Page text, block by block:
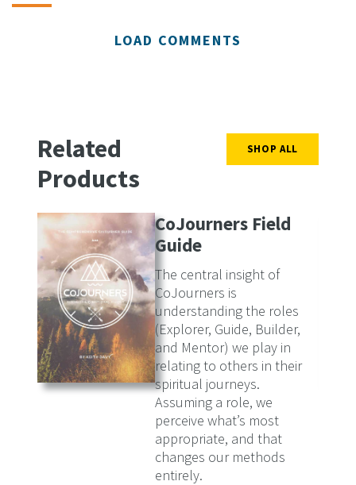
LOAD COMMENTS
Related
Products
SHOP ALL
CoJourners Field
Guide
The central insight of
CoJourners is
understanding the roles
(Explorer, Guide, Builder,
and Mentor) we play in
relating to others in their
spiritual journeys.
Assuming a role, we
perceive what’s most
appropriate, and that
changes our methods
entirely.